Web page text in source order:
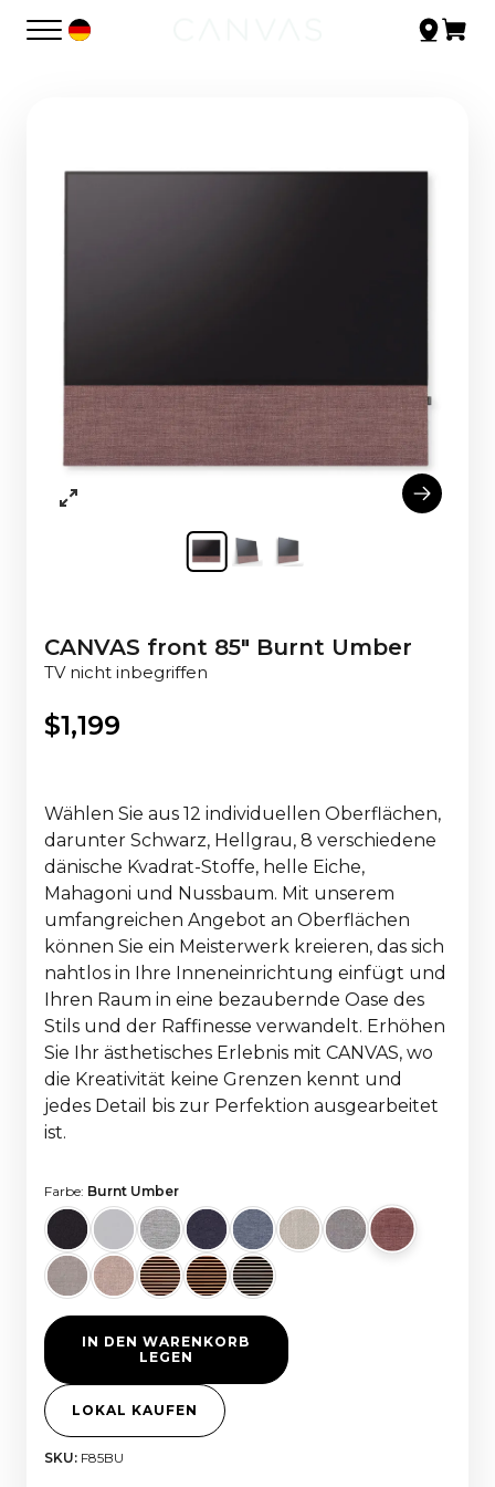
CANVAS front 85" Burnt Umber
TV nicht inbegriffen
$1,199
Wählen Sie aus 12 individuellen Oberflächen,
darunter Schwarz, Hellgrau, 8 verschiedene
dänische Kvadrat-Stoffe, helle Eiche,
Mahagoni und Nussbaum. Mit unserem
umfangreichen Angebot an Oberflächen
können Sie ein Meisterwerk kreieren, das sich
nahtlos in Ihre Inneneinrichtung einfügt und
Ihren Raum in eine bezaubernde Oase des
Stils und der Raffinesse verwandelt. Erhöhen
Sie Ihr ästhetisches Erlebnis mit CANVAS, wo
die Kreativität keine Grenzen kennt und
jedes Detail bis zur Perfektion ausgearbeitet
ist.
Farbe: Burnt Umber
IN DEN WARENKORB
LEGEN
LOKAL KAUFEN
SKU: F85BU